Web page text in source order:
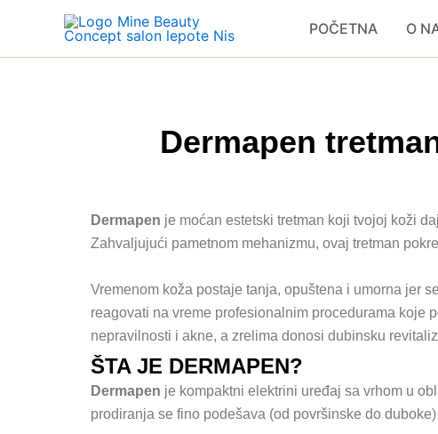
content
POČETNA O
Dermapen
Dermapen je moćan estetski tretman koji tvojoj koži
Zahvaljujući pametnom mehanizmu, ovaj tretman
Vremenom koža postaje tanja, opuštena i umorna jer
reagovati na vreme profesionalnim procedurama koje
nepravilnosti i akne, a zrelima donosi dubinsku
ŠTA JE DERMAPEN?
Dermapen je kompaktni elektrini uređaj sa vrhom u
prodiranja se fino podešava (od površinske do